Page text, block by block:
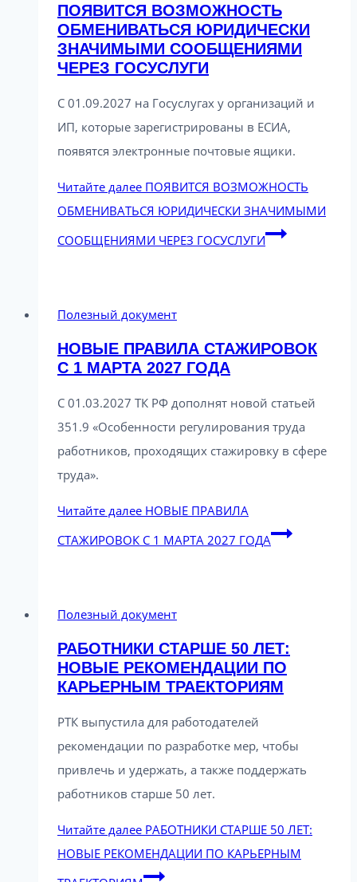
ПОЯВИТСЯ ВОЗМОЖНОСТЬ
ОБМЕНИВАТЬСЯ ЮРИДИЧЕСКИ
ЗНАЧИМЫМИ СООБЩЕНИЯМИ
ЧЕРЕЗ ГОСУСЛУГИ
С 01.09.2027 на Госуслугах у организаций и
ИП, которые зарегистрированы в ЕСИА,
появятся электронные почтовые ящики.
Читайте далее ПОЯВИТСЯ ВОЗМОЖНОСТЬ
ОБМЕНИВАТЬСЯ ЮРИДИЧЕСКИ ЗНАЧИМЫМИ
СООБЩЕНИЯМИ ЧЕРЕЗ ГОСУСЛУГИ
Полезный документ
НОВЫЕ ПРАВИЛА СТАЖИРОВОК
С 1 МАРТА 2027 ГОДА
С 01.03.2027 ТК РФ дополнят новой статьей
351.9 «Особенности регулирования труда
работников, проходящих стажировку в сфере
труда».
Читайте далее НОВЫЕ ПРАВИЛА
СТАЖИРОВОК С 1 МАРТА 2027 ГОДА
Полезный документ
РАБОТНИКИ СТАРШЕ 50 ЛЕТ:
НОВЫЕ РЕКОМЕНДАЦИИ ПО
КАРЬЕРНЫМ ТРАЕКТОРИЯМ
РТК выпустила для работодателей
рекомендации по разработке мер, чтобы
привлечь и удержать, а также поддержать
работников старше 50 лет.
Читайте далее РАБОТНИКИ СТАРШЕ 50 ЛЕТ:
НОВЫЕ РЕКОМЕНДАЦИИ ПО КАРЬЕРНЫМ